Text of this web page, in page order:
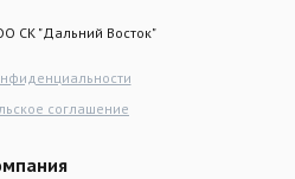
СК "Дальний Восток"
соглашение